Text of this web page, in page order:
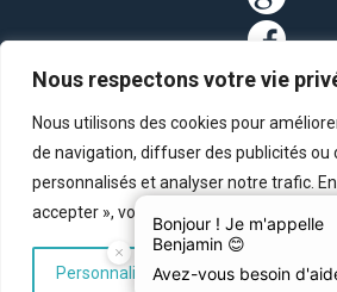
Nous respectons votre vie
Nous utilisons des cookies pour
de navigation, diffuser des publicités ou
personnalisés et analyser notre trafic.
accepter », vous consentez à notre
Personnaliser Tout rejeter
Partenaires
© Copyright 2011-2020 BM Finance,